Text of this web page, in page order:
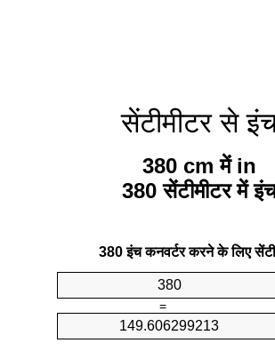
सेंटीमीटर से
380 cm में in
380 सेंटीमीटर में
380 इंच कनवर्टर करने के लिए
=